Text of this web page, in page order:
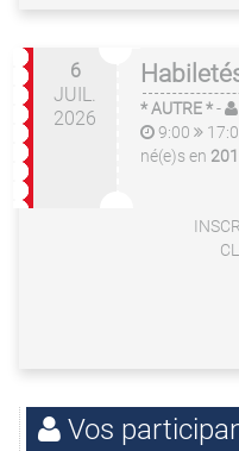
6
JUIL.
2026
* AUTRE *-
9:00
né(e)s en
Vos